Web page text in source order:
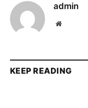
admin
Website
KEEP READING